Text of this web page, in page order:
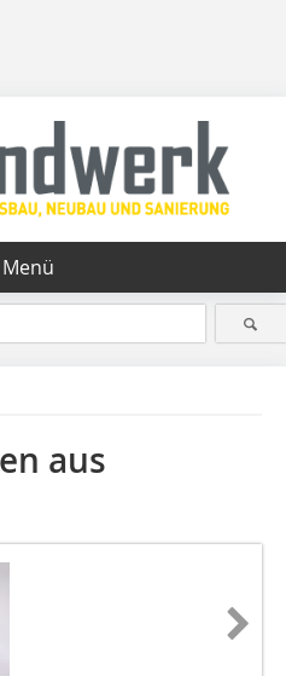
Menü
aus